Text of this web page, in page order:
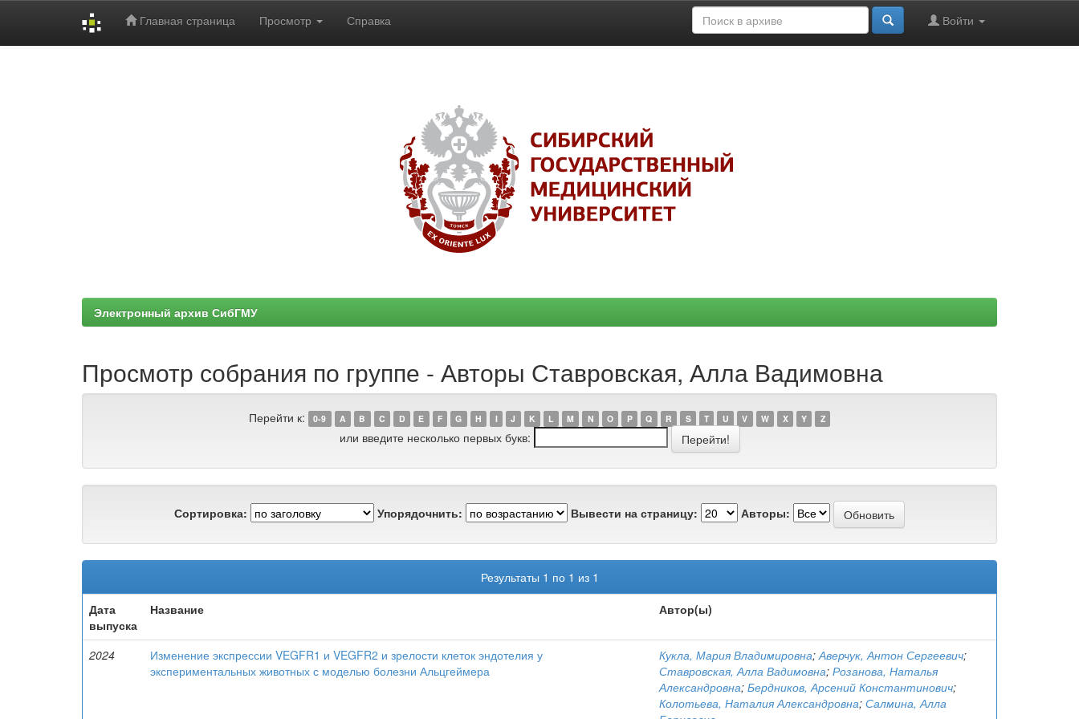
Главная страница Просмотр Справка Войти
Электронный архив СибГМУ
Просмотр собрания по группе - Авторы Ставровская, Алла Вадимовна
Перейти к: 0-9 A B C D E F G H I J K L M N O P Q R S T U V W X Y Z
или введите несколько первых букв:
Сортировка: Упорядочнить: Вывести на страницу: Авторы:
Результаты 1 по 1 из 1
Дата
выпуска
Название Автор(ы)
2024
Изменение экспрессии VEGFR1 и VEGFR2 и зрелости клеток эндотелия у
экспериментальных животных с моделью болезни Альцгеймера
Кукла, Мария Владимировна;Аверчук, Антон Сергеевич;
Ставровская, Алла Вадимовна; Розанова, Наталья
Александровна; Бердников, Арсений Константинович;
Колотьева, Наталия Александровна; Салмина, Алла